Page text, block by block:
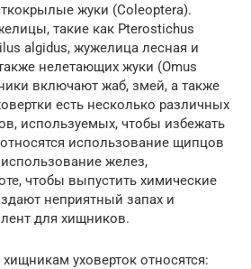
жуки (Coleoptera).
такие как Pterostichus
algidus, жужелица лесная и
нелетающих жуки (Omus
включают жаб, змей, а также
есть несколько различных
используемых, чтобы избежать
использование щипцов
желез,
чтобы выпустить химические
неприятный запах и
для хищников.
уховерток относятся: